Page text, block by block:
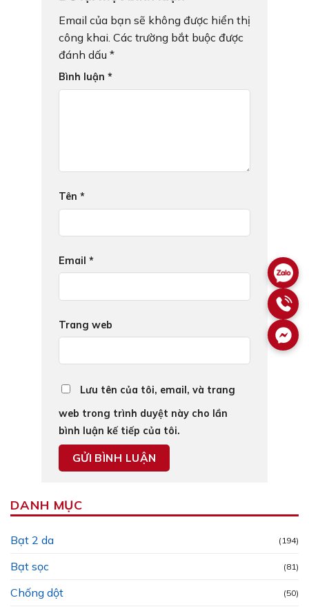
Email của bạn sẽ không được hiển thị
công khai. Các trường bắt buộc được
đánh dấu *
Bình luận *
Tên *
Email *
Trang web
Lưu tên của tôi, email, và trang
web trong trình duyệt này cho lần
bình luận kế tiếp của tôi.
DANH MỤC
Bạt 2 da (194)
Bạt sọc (81)
Chống dột (50)